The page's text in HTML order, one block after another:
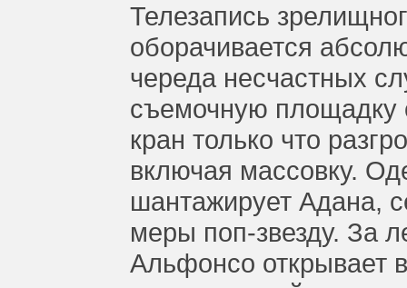
Телезапись
оборачивается
череда несчастных
съемочную площадку
кран только что
включая массовку.
шантажирует Адана,
меры поп-звезду. За
Альфонсо открывает